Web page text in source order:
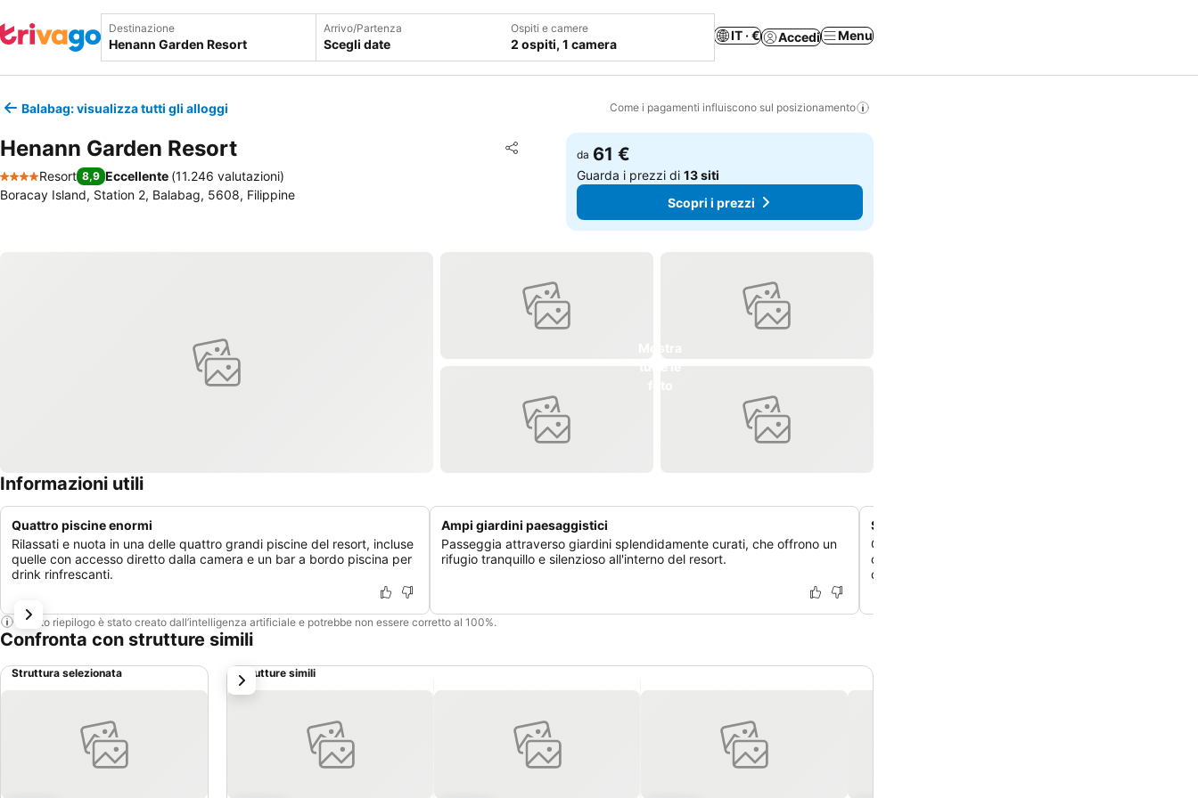
Destinazione Arrivo/Partenza
Scegli date
Ospiti e camere
2 ospiti, 1 camera
IT · € Accedi Menu
Balabag: visualizza tutti gli alloggi Come i pagamenti influiscono sul posizionamento
Henann Garden Resort Condividi
Aggiungi ai preferiti
4 Stelle
Resort 8,9 Eccellente (11.246 valutazioni)
Boracay Island, Station 2, Balabag, 5608, Filippine
da 61 €
Guarda i prezzi di13 siti
Scopri i prezzi
Informazioni utili
Quattro piscine enormi
Rilassati e nuota in una delle quattro grandi piscine del resort, incluse
quelle con accesso diretto dalla camera e un bar a bordo piscina per
drink rinfrescanti.
Ampi giardini paesaggistici
Passeggia attraverso giardini splendidamente curati, che offrono un
rifugio tranquillo e silenzioso all'interno del resort.
Servizi massaggi a bordo piscina e in camera
Concediti massaggi rilassanti disponibili a bordo piscina
cabanas o nella privacy della tua camera, con un
qualità-prezzo.
Questo riepilogo è stato creato dall’intelligenza artificiale e potrebbe non essere corretto al 100%.
Confronta con strutture simili
Struttura selezionata Strutture simili
successivo